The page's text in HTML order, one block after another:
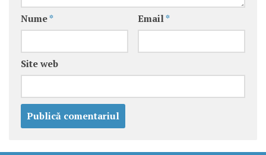
Nume* Email*
Site web